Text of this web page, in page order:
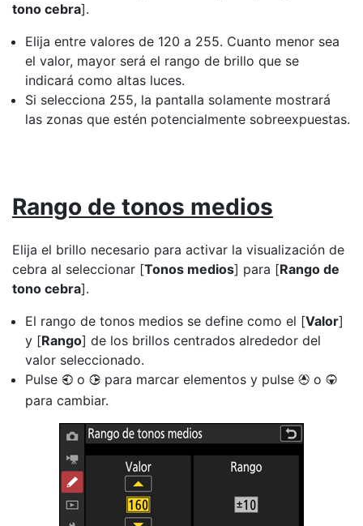
tono cebra].
Elija entre valores de 120 a 255. Cuanto menor sea
el valor, mayor será el rango de brillo que se
indicará como altas luces.
Si selecciona 255, la pantalla solamente mostrará
las zonas que estén potencialmente sobreexpuestas.
Rango de tonos medios
Elija el brillo necesario para activar la visualización de
cebra al seleccionar [Tonos medios] para [Rango de
tono cebra].
El rango de tonos medios se define como el [Valor]
y [Rango] de los brillos centrados alrededor del
valor seleccionado.
Pulse 4 o 2 para marcar elementos y pulse 1 o 3
para cambiar.